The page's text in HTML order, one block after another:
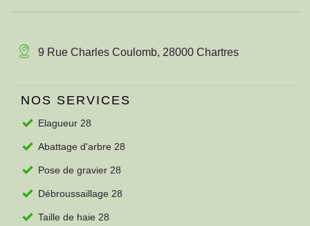
9 Rue Charles Coulomb, 28000 Chartres
NOS SERVICES
Elagueur 28
Abattage d'arbre 28
Pose de gravier 28
Débroussaillage 28
Taille de haie 28